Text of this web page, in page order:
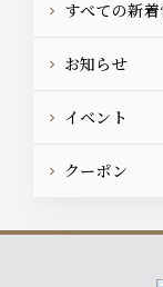
すべての新
お知らせ
イベント
クーポン